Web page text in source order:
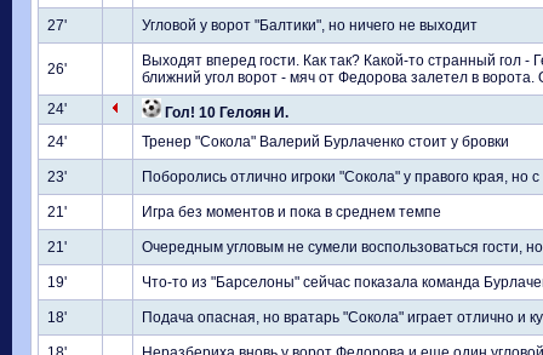
27' Угловой у ворот "Балтики", но ничего не выходит
26'
Выходят вперед гости. Как так? Какой-то странный гол
ближний угол ворот - мяч от Федорова залетел в
24'
Гол! 10 Гелоян И.
24'
Тренер "Сокола" Валерий Бурлаченко стоит у бровки
23' Поборолись отлично игроки "Сокола" у правого края, но
21' Игра без моментов и пока в среднем темпе
21' Очередным угловым не сумели воспользоваться гости,
19' Что-то из "Барселоны" сейчас показала команда
18' Подача опасная, но вратарь "Сокола" играет отлично и